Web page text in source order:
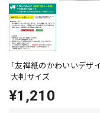
｢友禅紙のかわいいデザ
大判サイズ
¥1,210